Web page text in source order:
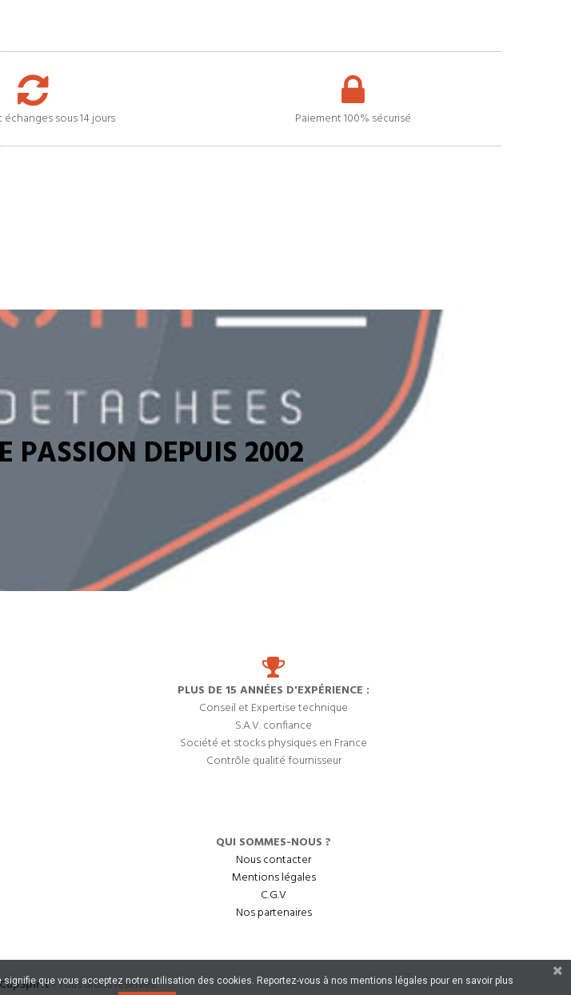
échanges sous 14 jours Paiement 100% sécurisé
PASSION DEPUIS 2002
PLUS DE 15 ANNÉES D'EXPÉRIENCE :
Conseil et Expertise technique
S.A.V. confiance
Société et stocks physiques en France
Contrôle qualité fournisseur
QUI SOMMES-NOUS ?
Nous contacter
Mentions légales
C.G.V
Nos partenaires
CupSpirit- Tous droits réservés.
que vous acceptez notre utilisation des cookies. Reportez-vous à nos mentions légales pour en savoir plus